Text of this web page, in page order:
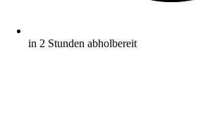
in 2 Stunden abholbereit